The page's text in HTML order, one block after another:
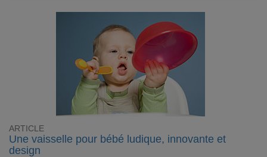
ARTICLE
Une vaisselle pour bébé ludique, innovante et
design